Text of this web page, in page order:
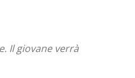
Il giovane verrà